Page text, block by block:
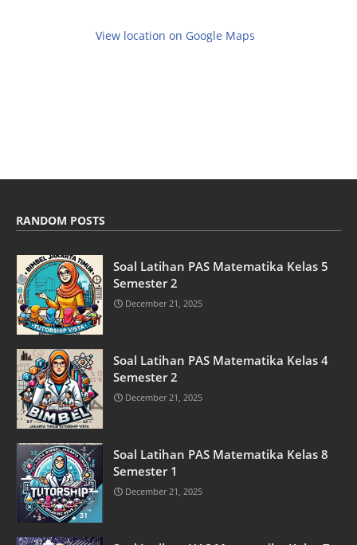
View location on Google Maps
RANDOM POSTS
Soal Latihan PAS Matematika Kelas 5
Semester 2
December 21, 2025
Soal Latihan PAS Matematika Kelas 4
Semester 2
December 21, 2025
Soal Latihan PAS Matematika Kelas 8
Semester 1
December 21, 2025